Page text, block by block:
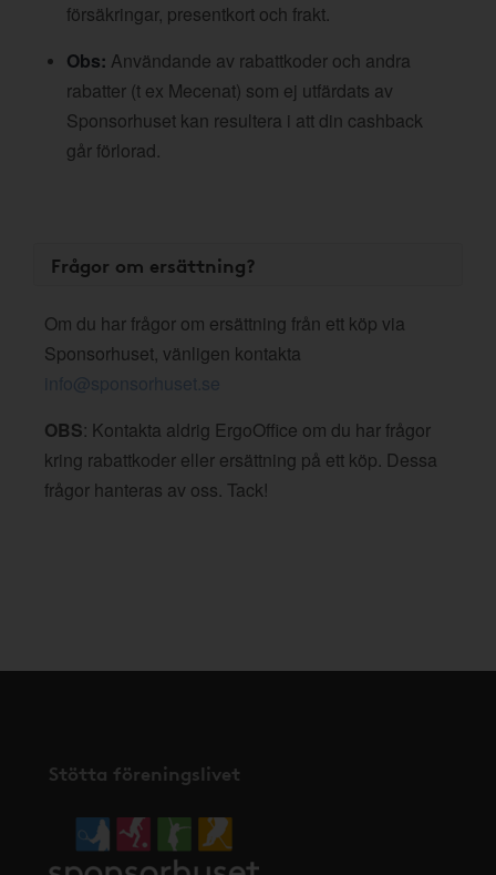
försäkringar, presentkort och frakt.
Obs: Användande av rabattkoder och andra
rabatter (t ex Mecenat) som ej utfärdats av
Sponsorhuset kan resultera i att din cashback
går förlorad.
Frågor om ersättning?
Om du har frågor om ersättning från ett köp via
Sponsorhuset, vänligen kontakta
info@sponsorhuset.se
OBS: Kontakta aldrig ErgoOffice om du har frågor
kring rabattkoder eller ersättning på ett köp. Dessa
frågor hanteras av oss. Tack!
Stötta föreningslivet